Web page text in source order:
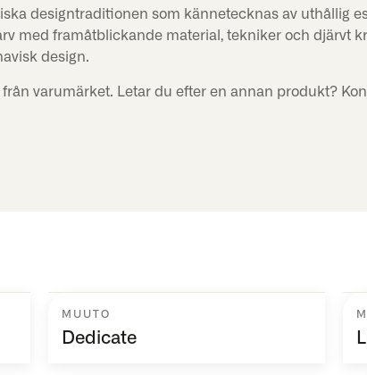
designtraditionen som kännetecknas av uthållig
med framåtblickande material, tekniker och djärvt
design.
varumärket. Letar du efter en annan produkt?
MUUTO
Dedicate